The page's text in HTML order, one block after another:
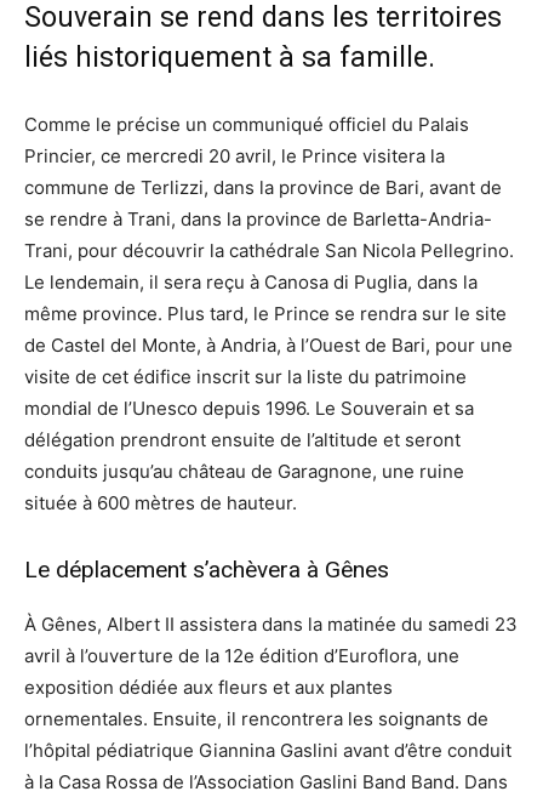
Souverain se rend dans les territoires
liés historiquement à sa famille.
Comme le précise un communiqué officiel du Palais
Princier, ce mercredi 20 avril, le Prince visitera la
commune de Terlizzi, dans la province de Bari, avant de
se rendre à Trani, dans la province de Barletta-Andria-
Trani, pour découvrir la cathédrale San Nicola Pellegrino.
Le lendemain, il sera reçu à Canosa di Puglia, dans la
même province. Plus tard, le Prince se rendra sur le site
de Castel del Monte, à Andria, à l’Ouest de Bari, pour une
visite de cet édifice inscrit sur la liste du patrimoine
mondial de l’Unesco depuis 1996. Le Souverain et sa
délégation prendront ensuite de l’altitude et seront
conduits jusqu’au château de Garagnone, une ruine
située à 600 mètres de hauteur.
Le déplacement s’achèvera à Gênes
À Gênes, Albert II assistera dans la matinée du samedi 23
avril à l’ouverture de la 12e édition d’Euroflora, une
exposition dédiée aux fleurs et aux plantes
ornementales. Ensuite, il rencontrera les soignants de
l’hôpital pédiatrique Giannina Gaslini avant d’être conduit
à la Casa Rossa de l’Association Gaslini Band Band. Dans